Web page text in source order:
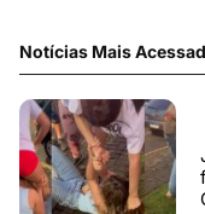
Notícias Mais